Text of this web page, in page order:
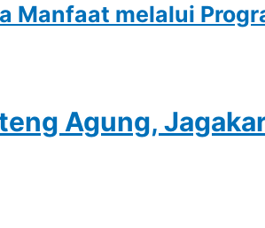
Manfaat melalui
Agung,